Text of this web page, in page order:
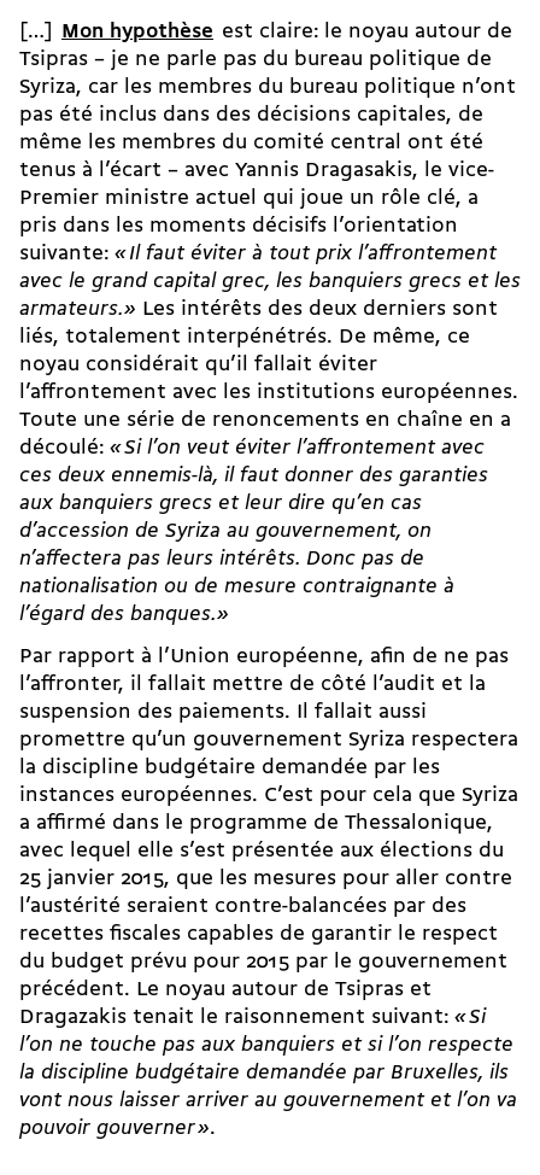
[…] Mon hypothèse est claire: le noyau autour de
Tsipras – je ne parle pas du bureau politique de
Syriza, car les membres du bureau politique n’ont
pas été inclus dans des décisions capitales, de
même les membres du comité central ont été
tenus à l’écart – avec Yannis Dragasakis, le vice-
Premier ministre actuel qui joue un rôle clé, a
pris dans les moments décisifs l’orientation
suivante: «Il faut éviter à tout prix l’affrontement
avec le grand capital grec, les banquiers grecs et les
armateurs.» Les intérêts des deux derniers sont
liés, totalement interpénétrés. De même, ce
noyau considérait qu’il fallait éviter
l’affrontement avec les institutions européennes.
Toute une série de renoncements en chaîne en a
découlé: «Si l’on veut éviter l’affrontement avec
ces deux ennemis-là, il faut donner des garanties
aux banquiers grecs et leur dire qu’en cas
d’accession de Syriza au gouvernement, on
n’affectera pas leurs intérêts. Donc pas de
nationalisation ou de mesure contraignante à
l’égard des banques.»
Par rapport à l’Union européenne, afin de ne pas
l’affronter, il fallait mettre de côté l’audit et la
suspension des paiements. Il fallait aussi
promettre qu’un gouvernement Syriza respectera
la discipline budgétaire demandée par les
instances européennes. C’est pour cela que Syriza
a affirmé dans le programme de Thessalonique,
avec lequel elle s’est présentée aux élections du
25 janvier 2015, que les mesures pour aller contre
l’austérité seraient contre-balancées par des
recettes fiscales capables de garantir le respect
du budget prévu pour 2015 par le gouvernement
précédent. Le noyau autour de Tsipras et
Dragazakis tenait le raisonnement suivant: «Si
l’on ne touche pas aux banquiers et si l’on respecte
la discipline budgétaire demandée par Bruxelles, ils
vont nous laisser arriver au gouvernement et l’on va
pouvoir gouverner».